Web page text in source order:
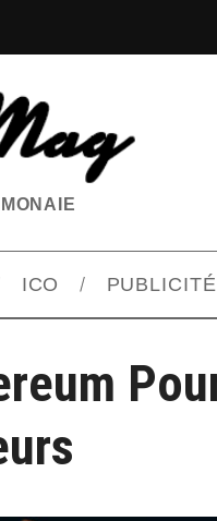
ICO PUBLICITÉ